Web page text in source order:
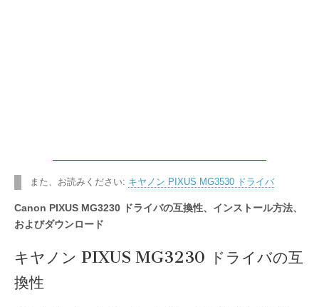
また、お読みください: キヤノン PIXUS MG3530 ドライバ
Canon PIXUS MG3230 ドライバの互換性、インストール方法、
およびダウンロード
キヤノン PIXUS MG3230 ドライバの互
換性